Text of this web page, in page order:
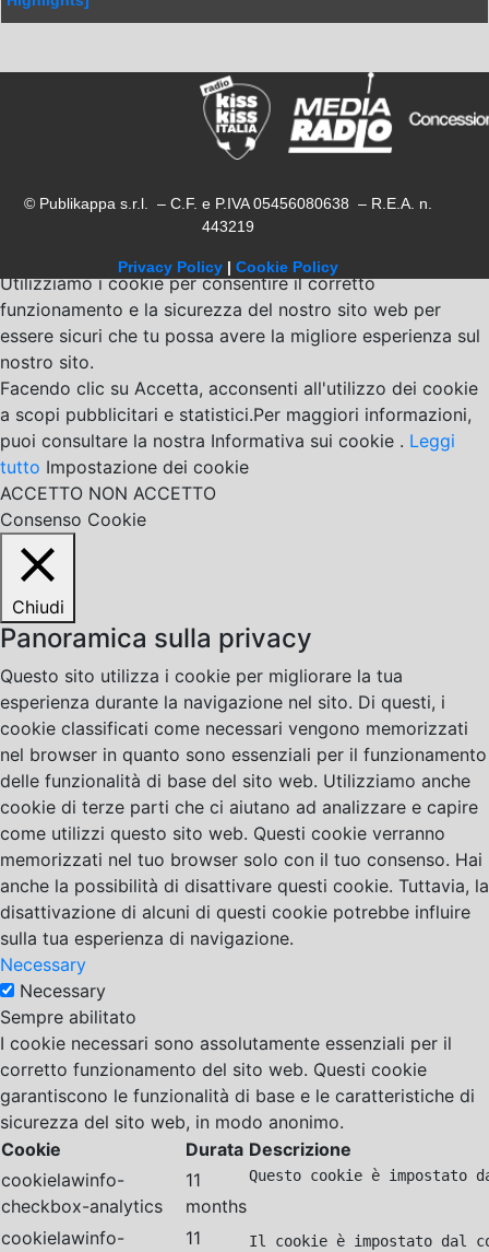
© Publikappa s.r.l. – C.F. e P.IVA 05456080638 – R.E.A. n.
443219
Privacy Policy | Cookie Policy
Utilizziamo i cookie per consentire il corretto
funzionamento e la sicurezza del nostro sito web per
essere sicuri che tu possa avere la migliore esperienza sul
nostro sito.
Facendo clic su Accetta, acconsenti all'utilizzo dei cookie
a scopi pubblicitari e statistici.Per maggiori informazioni,
puoi consultare la nostra Informativa sui cookie . Leggi
tutto Impostazione dei cookie
ACCETTO NON ACCETTO
Consenso Cookie
Chiudi
Panoramica sulla privacy
Questo sito utilizza i cookie per migliorare la tua
esperienza durante la navigazione nel sito. Di questi, i
cookie classificati come necessari vengono memorizzati
nel browser in quanto sono essenziali per il funzionamento
delle funzionalità di base del sito web. Utilizziamo anche
cookie di terze parti che ci aiutano ad analizzare e capire
come utilizzi questo sito web. Questi cookie verranno
memorizzati nel tuo browser solo con il tuo consenso. Hai
anche la possibilità di disattivare questi cookie. Tuttavia, la
disattivazione di alcuni di questi cookie potrebbe influire
sulla tua esperienza di navigazione.
Necessary
Necessary
Sempre abilitato
I cookie necessari sono assolutamente essenziali per il
corretto funzionamento del sito web. Questi cookie
garantiscono le funzionalità di base e le caratteristiche di
sicurezza del sito web, in modo anonimo.
Cookie
Durata Descrizione
cookielawinfo-
checkbox-analytics
11
months
Questo cookie è
cookielawinfo-
11
Il cookie è impostato dal